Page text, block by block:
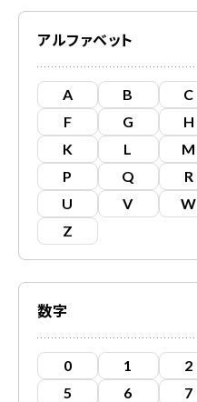
アルファベット
A B C
F
G H
K
L M
P
Q R
U
V W
Z
数字
0 1 2
5
6 7